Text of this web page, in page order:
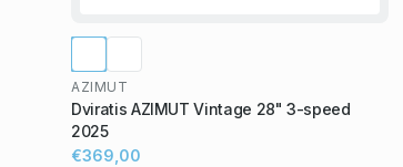
AZIMUT
Dviratis AZIMUT Vintage 28" 3-speed
2025
€369,00